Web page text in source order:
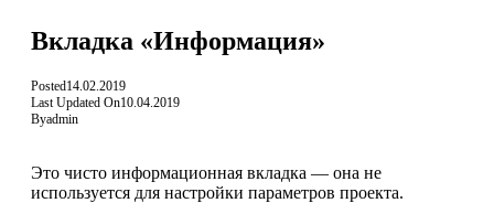
Вкладка «Информация»
Posted14.02.2019
Last Updated On10.04.2019
Byadmin
Это чисто информационная вкладка — она не
используется для настройки параметров проекта.